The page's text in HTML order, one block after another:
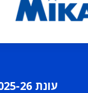
עונת 2025-26